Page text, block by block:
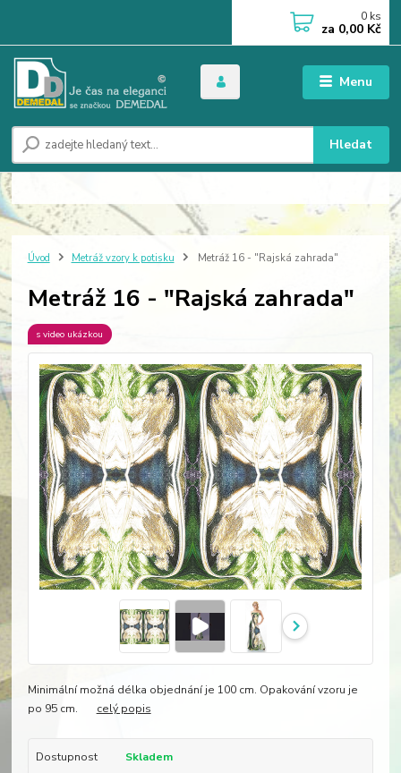
Menu
Hledat
0 ks
za 0,00 Kč
Úvod Metráž vzory k potisku Metráž 16 - "Rajská zahrada"
Metráž 16 - "Rajská zahrada"
s video ukázkou
Minimální možná délka objednání je 100 cm. Opakování vzoru je
po 95 cm. celý popis
Dostupnost
Skladem